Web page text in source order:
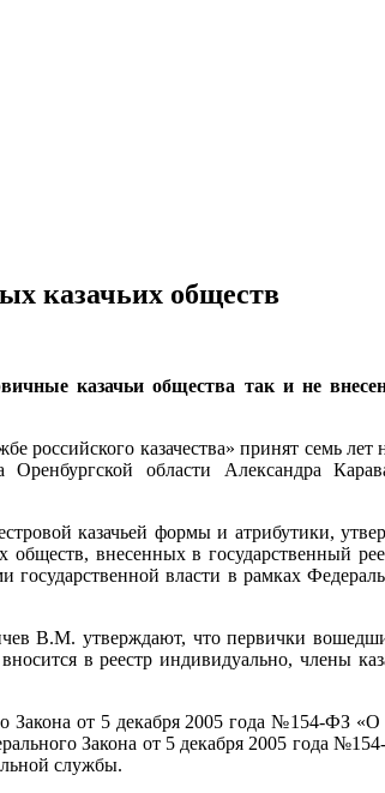
казачьих обществ
казачьи общества так и не
российского казачества» принят семь
области Александра
казачьей формы и атрибутики,
внесенных в государственный
государственной власти в рамках
В.М. утверждают, что первички
в реестр индивидуально, члены
от 5 декабря 2005 года №154-ФЗ «О
Закона от 5 декабря 2005 года
службы.